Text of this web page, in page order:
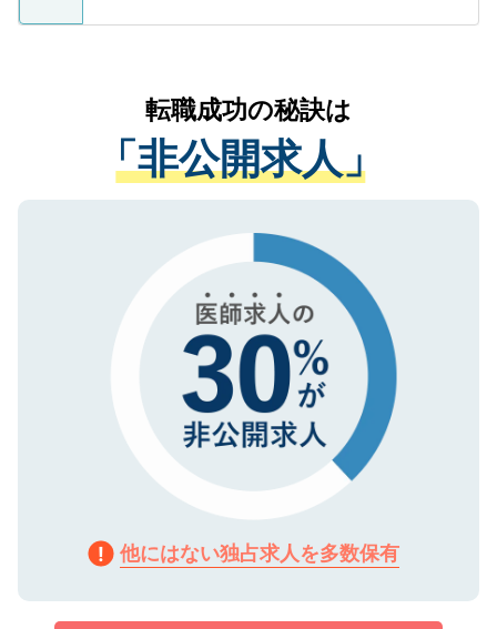
ているすべての個人データはご本人の許可
は、個人情報の取り扱いについての厳密な
管理基準を満たした事業者のみに付与され
る、プライバシーマークを取得済みです。
ご登録いただいた個人情報は、SSL（デー
で、機密保持に関してもご安心ください。
かがいして、現在の医療機関の状況や紹介
経験をまじえながら、適切なアドバイスを
させていただきます。すぐにご転職をされ
ない方には、長期的なサポートが可能です
ので、まずはご登録ください。
転職成功の秘訣は
「非公開求人」
他にはない独占求人を多数保有